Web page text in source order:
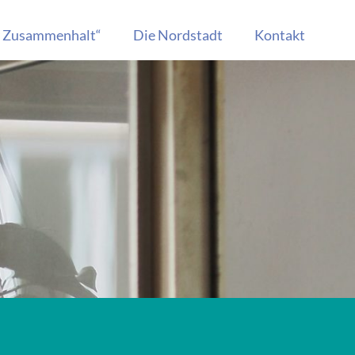
Zusammenhalt“ Die Nordstadt Kontakt